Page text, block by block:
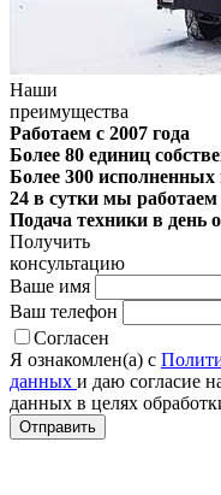
Наши
преимущества
Работаем с 2007 года
Более 80 единиц
Более 300 исполненных
24 в сутки мы
Подача техники в день
Получить
консультацию
Ваше имя
Ваш телефон
Согласен
Я ознакомлен(а) с
данных и даю согласие
данных в целях